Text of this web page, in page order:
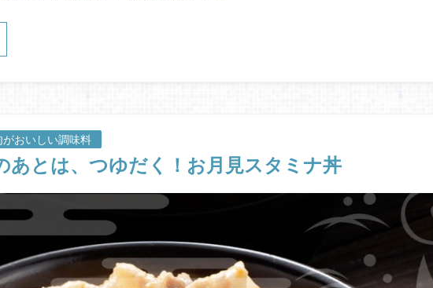
がおいしい調味料
あとは、つゆだく！お月見スタミナ丼